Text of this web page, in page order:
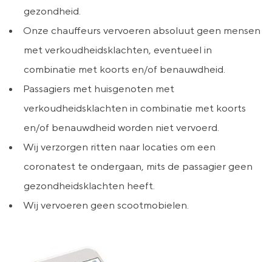
gezondheid.
Onze chauffeurs vervoeren absoluut geen mensen
met verkoudheidsklachten, eventueel in
combinatie met koorts en/of benauwdheid.
Passagiers met huisgenoten met
verkoudheidsklachten in combinatie met koorts
en/of benauwdheid worden niet vervoerd.
Wij verzorgen ritten naar locaties om een
coronatest te ondergaan, mits de passagier geen
gezondheidsklachten heeft.
Wij vervoeren geen scootmobielen.